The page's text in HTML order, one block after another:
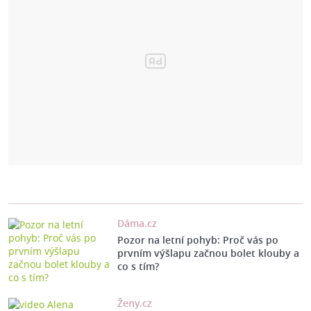
Dáma.cz
Pozor na letní pohyb: Proč vás po
prvním výšlapu začnou bolet klouby a
co s tím?
Ženy.cz